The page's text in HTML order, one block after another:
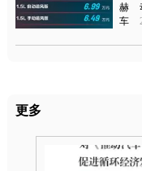
赫
车
更多